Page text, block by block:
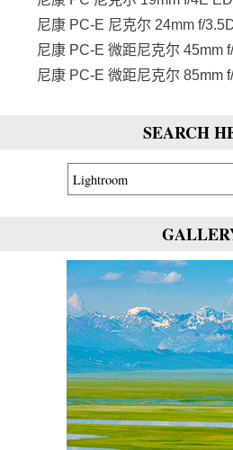
尼康 PC-E 尼克尔 24mm f/
尼康 PC-E 微距尼克尔 45mm
尼康 PC-E 微距尼克尔 85mm
SEARCH